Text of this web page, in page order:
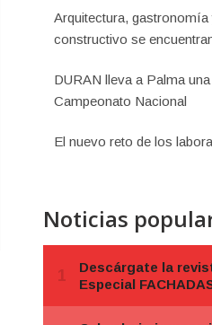
Arquitectura, gastronomía
constructivo se
DURAN lleva a Palma
Campeonato Nacional
El nuevo reto de los
Noticias